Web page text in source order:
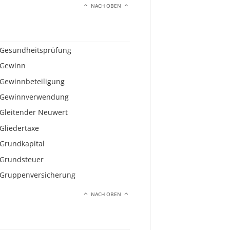
NACH OBEN
Gesundheitsprüfung
Gewinn
Gewinnbeteiligung
Gewinnverwendung
Gleitender Neuwert
Gliedertaxe
Grundkapital
Grundsteuer
Gruppenversicherung
NACH OBEN